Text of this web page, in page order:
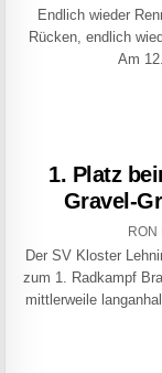
Endlich wieder
Rücken, endlich
Am
1. Platz
Gravel-
RON
Der SV Kloster
zum 1. Radkampf
mittlerweile